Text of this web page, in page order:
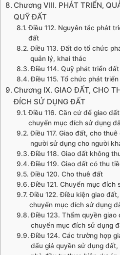
Chương VIII. PHÁT TRIỂN,
QUỸ ĐẤT
Điều 112. Nguyên tắc phát
đất
Điều 113. Đất do tổ chức
quản lý, khai thác
Điều 114. Quỹ phát triển đất
Điều 115. Tổ chức phát
Chương IX. GIAO ĐẤT, CHO
ĐÍCH SỬ DỤNG ĐẤT
Điều 116. Căn cứ để giao
chuyển mục đích sử dụng
Điều 117. Giao đất, cho
người sử dụng cho người
Điều 118. Giao đất không
Điều 119. Giao đất có thu
Điều 120. Cho thuê đất
Điều 121. Chuyển mục đích
Điều 122. Điều kiện giao
chuyển mục đích sử dụng
Điều 123. Thẩm quyền
chuyển mục đích sử dụng
Điều 124. Các trường hợp
đấu giá quyền sử dụng